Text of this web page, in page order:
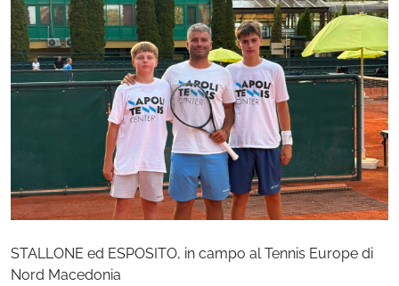
STALLONE ed ESPOSITO, in campo al Tennis Europe di
Nord Macedonia